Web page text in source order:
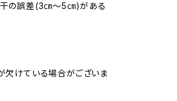
の誤差(3㎝～5㎝)がある
欠けている場合がございま